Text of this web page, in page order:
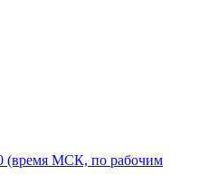
(время МСК, по рабочим